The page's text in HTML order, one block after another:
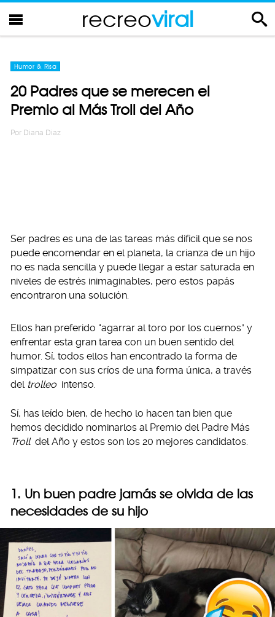
recreoviral
Humor & Risa
20 Padres que se merecen el
Premio al Más Troll del Año
Por Diana Diaz
Ser padres es una de las tareas más difícil que se nos
puede encomendar en el planeta, la crianza de un hijo
no es nada sencilla y puede llegar a estar saturada en
niveles de estrés inimaginables, pero estos papás
encontraron una solución.
Ellos han preferido “agarrar al toro por los cuernos” y
enfrentar esta gran tarea con un buen sentido del
humor. Sí, todos ellos han encontrado la forma de
simpatizar con sus críos de una forma única, a través
del trolleo intenso.
Sí, has leído bien, de hecho lo hacen tan bien que
hemos decidido nominarlos al Premio del Padre Más
Troll del Año y estos son los 20 mejores candidatos.
1. Un buen padre jamás se olvida de las
necesidades de su hijo